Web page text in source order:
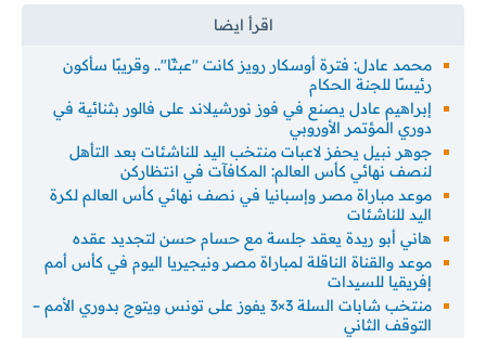
محمد عادل: فترة أوسكار رويز كانت "عبثًا".. وقريبًا سأكون
رئيسًا للجنة الحكام
إبراهيم عادل يصنع في فوز نورشيلاند على فالور بثنائية في
دوري المؤتمر الأوروبي
جوهر نبيل يحفز لاعبات منتخب اليد للناشئات بعد التأهل
لنصف نهائي كأس العالم: المكافآت في انتظاركن
موعد مباراة مصر وإسبانيا في نصف نهائي كأس العالم لكرة
اليد للناشئات
هاني أبو ريدة يعقد جلسة مع حسام حسن لتجديد عقده
موعد والقناة الناقلة لمباراة مصر ونيجيريا اليوم في كأس أمم
إفريقيا للسيدات
منتخب شابات السلة 3×3 يفوز على تونس ويتوج بدوري الأمم –
التوقف الثاني